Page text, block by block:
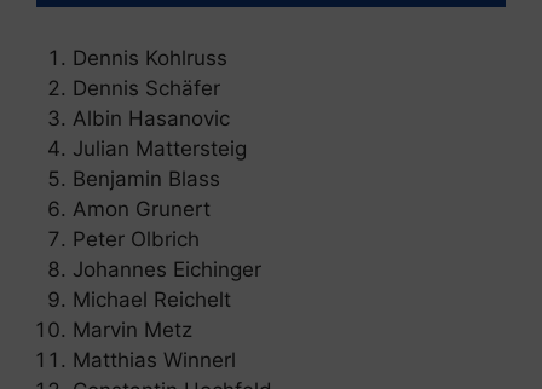
Dennis Kohlruss
Dennis Schäfer
Albin Hasanovic
Julian Mattersteig
Benjamin Blass
Amon Grunert
Peter Olbrich
Johannes Eichinger
Michael Reichelt
Marvin Metz
Matthias Winnerl